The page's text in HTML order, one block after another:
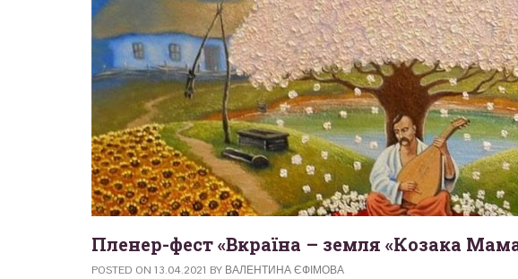
Пленер-фест «Вкраїна – земля «Козака
POSTED ON 13.04.2021 BY ВАЛЕНТИНА ЄФІМОВА